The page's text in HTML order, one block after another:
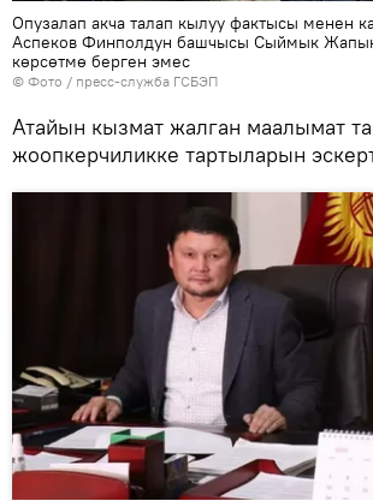
Опузалап акча талап кылуу фактысы менен
Аспеков Финполдун башчысы Сыймык
көрсөтмө берген эмес
© Фото / пресс-служба ГСБЭП
Атайын кызмат жалган маалымат
жоопкерчиликке тартыларын